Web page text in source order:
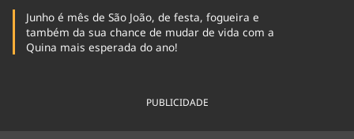
Junho é mês de São João, de festa, fogueira e
também da sua chance de mudar de vida com a
Quina mais esperada do ano!
PUBLICIDADE